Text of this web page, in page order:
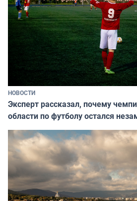
НОВОСТИ
Эксперт рассказал, почему
области по футболу остался